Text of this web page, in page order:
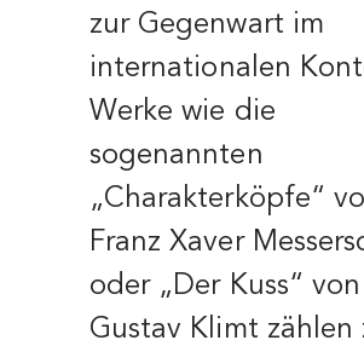
zur Gegenwart im
internationalen
Werke wie die
sogenannten
„Charakterköpfe“
Franz Xaver
oder „Der Kuss“ von
Gustav Klimt zählen